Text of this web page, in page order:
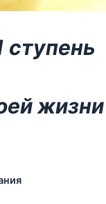
жизни